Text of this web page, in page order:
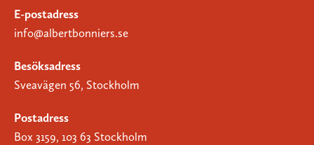
E-postadress
info@albertbonniers.se
Besöksadress
Sveavägen 56, Stockholm
Postadress
Box 3159, 103 63 Stockholm